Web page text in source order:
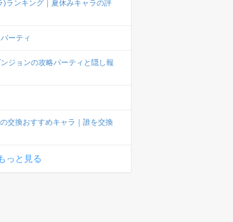
)ランキング｜夏休みキャラの評
ーティ
ジョンの攻略パーティと隠し報
交換おすすめキャラ｜誰を交換
っと見る